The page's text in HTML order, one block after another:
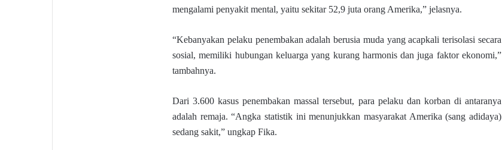
mengalami penyakit mental, yaitu sekitar 52,9 juta orang Amerika,” jelasnya.
“Kebanyakan pelaku penembakan adalah berusia muda yang acapkali terisolasi secara
sosial, memiliki hubungan keluarga yang kurang harmonis dan juga faktor ekonomi,”
tambahnya.
Dari 3.600 kasus penembakan massal tersebut, para pelaku dan korban di antaranya
adalah remaja. “Angka statistik ini menunjukkan masyarakat Amerika (sang adidaya)
sedang sakit,” ungkap Fika.